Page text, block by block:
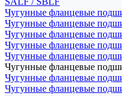
Чугунные фланцевые
Чугунные фланцевые
Чугунные фланцевые
Чугунные фланцевые
Чугунные фланцевые
Чугунные фланцевые
Чугунные фланцевые
Чугунные фланцевые